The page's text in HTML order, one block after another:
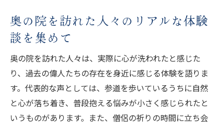
奥の院を訪れた人々のリアルな体験
談を集めて
奥の院を訪れた人々は、実際に心が洗われたと感じた
り、過去の偉人たちの存在を身近に感じる体験を語りま
す。代表的な声としては、参道を歩いているうちに自然
と心が落ち着き、普段抱える悩みが小さく感じられたと
いうものがあります。また、僧侶の祈りの時間に立ち会